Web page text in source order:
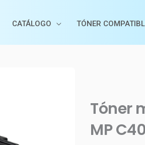
CATÁLOGO TÓNER
Tóner
MP